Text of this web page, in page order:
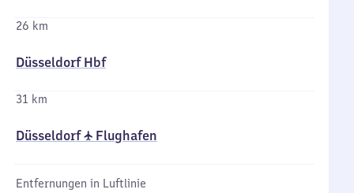
26 km
Düsseldorf Hbf
31 km
Düsseldorf ✈ Flughafen
Entfernungen in Luftlinie